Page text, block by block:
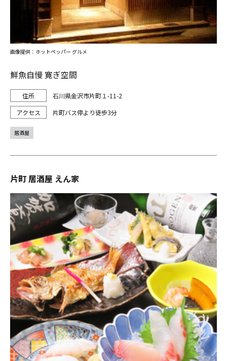
鮮魚自慢 寛ぎ空間
石川県金沢市片町１-11-2
片町バス停より徒歩3分
画像提供：ホットペッパー グルメ
居酒屋
片町 居酒屋 えん家